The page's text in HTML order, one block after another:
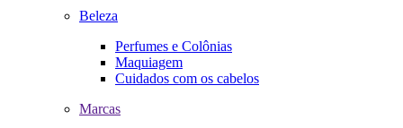
Beleza
Perfumes e Colônias
Maquiagem
Cuidados com os cabelos
Marcas